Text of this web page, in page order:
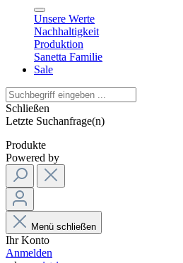
Unsere Werte
Nachhaltigkeit
Produktion
Sanetta Familie
Sale
Schließen
Letzte Suchanfrage(n)
Produkte
Powered by
Menü schließen
Ihr Konto
Anmelden